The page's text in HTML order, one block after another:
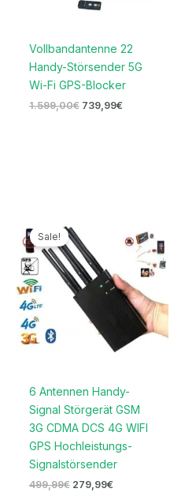
Vollbandantenne 22
Handy-Störsender 5G
Wi-Fi GPS-Blocker
1.599,00€ 739,99€
Sale!
6 Antennen Handy-
Signal Störgerät GSM
3G CDMA DCS 4G WIFI
GPS Hochleistungs-
Signalstörsender
499,99€
Preis
war:
499,99€
279,99€
ist:
279,99€.